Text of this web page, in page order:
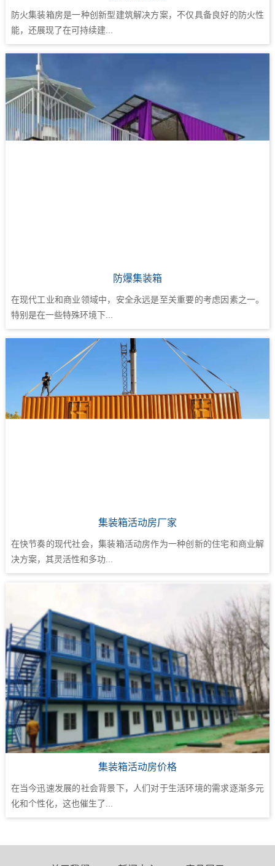
防火集装箱房是一种创新型建筑解决方案，不仅具备良好的防火性
能，还展现了在可持续建...
防爆集装箱
在现代工业和商业领域中，安全永远是至关重要的考虑因素之一。
特别是在一些特殊环境下...
集装箱活动房厂家
在快节奏的现代社会，集装箱活动房作为一种创新的住宅和商业解
决方案，其灵活性和多功...
集装箱活动房价格
在当今迅速发展的社会背景下，人们对于生活环境的需求逐渐多元
化和个性化，这也催生了...